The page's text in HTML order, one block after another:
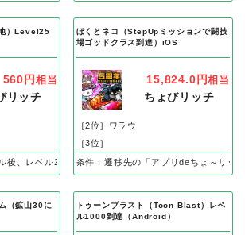
）Level25
560円 相当
リッチ
後、レベル25到達で成果
ぼくとネコ（StepUpミッションで闘技
場ゴッドクラス到達）iOS
15,824.0円相当
ちょびリッチ
［2位］ワラウ
［3位］
条件：遷移先の「アプリdeちょ～リッ
（鉱山30に
トゥーンブラスト（Toon Blast）レベ
ル1000到達（Android）